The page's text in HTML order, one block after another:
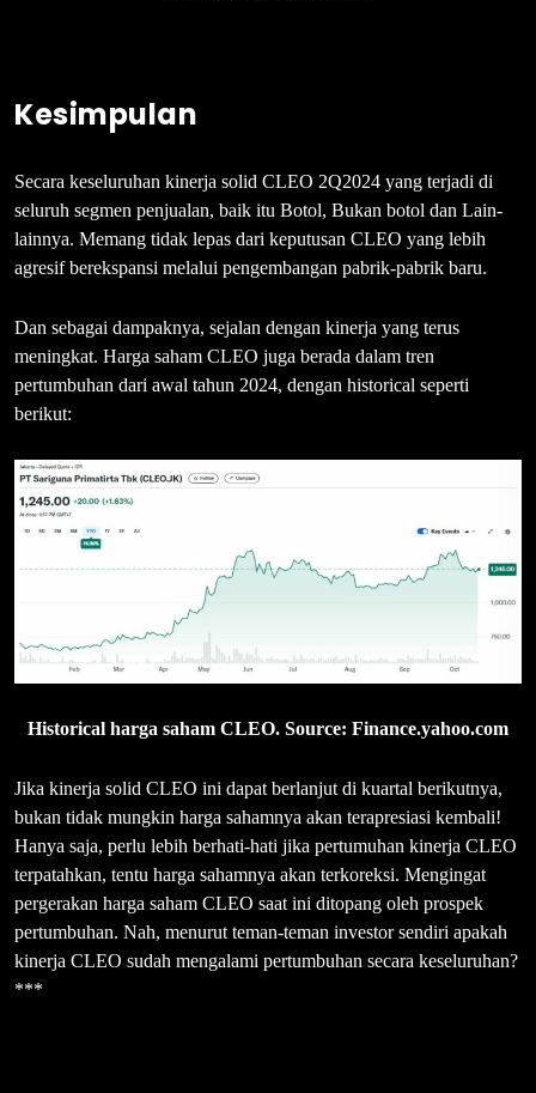
Kesimpulan
Secara keseluruhan kinerja solid CLEO 2Q2024 yang terjadi di
seluruh segmen penjualan, baik itu Botol, Bukan botol dan Lain-
lainnya. Memang tidak lepas dari keputusan CLEO yang lebih
agresif berekspansi melalui pengembangan pabrik-pabrik baru.
Dan sebagai dampaknya, sejalan dengan kinerja yang terus
meningkat. Harga saham CLEO juga berada dalam tren
pertumbuhan dari awal tahun 2024, dengan historical seperti
berikut:
Historical harga saham CLEO. Source: Finance.yahoo.com
Jika kinerja solid CLEO ini dapat berlanjut di kuartal berikutnya,
bukan tidak mungkin harga sahamnya akan terapresiasi kembali!
Hanya saja, perlu lebih berhati-hati jika pertumuhan kinerja CLEO
terpatahkan, tentu harga sahamnya akan terkoreksi. Mengingat
pergerakan harga saham CLEO saat ini ditopang oleh prospek
pertumbuhan. Nah, menurut teman-teman investor sendiri apakah
kinerja CLEO sudah mengalami pertumbuhan secara keseluruhan?
***